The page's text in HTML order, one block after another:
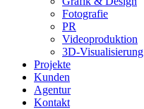
Fotografie
PR
Videoproduktion
3D-Visualisierung
Projekte
Kunden
Agentur
Kontakt